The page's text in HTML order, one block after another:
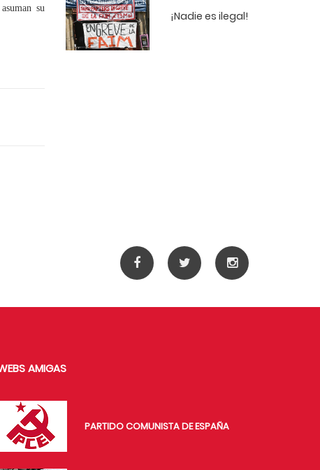
su
¡Nadie es ilegal!
AMIGAS
PARTIDO COMUNISTA DE ESPAÑA